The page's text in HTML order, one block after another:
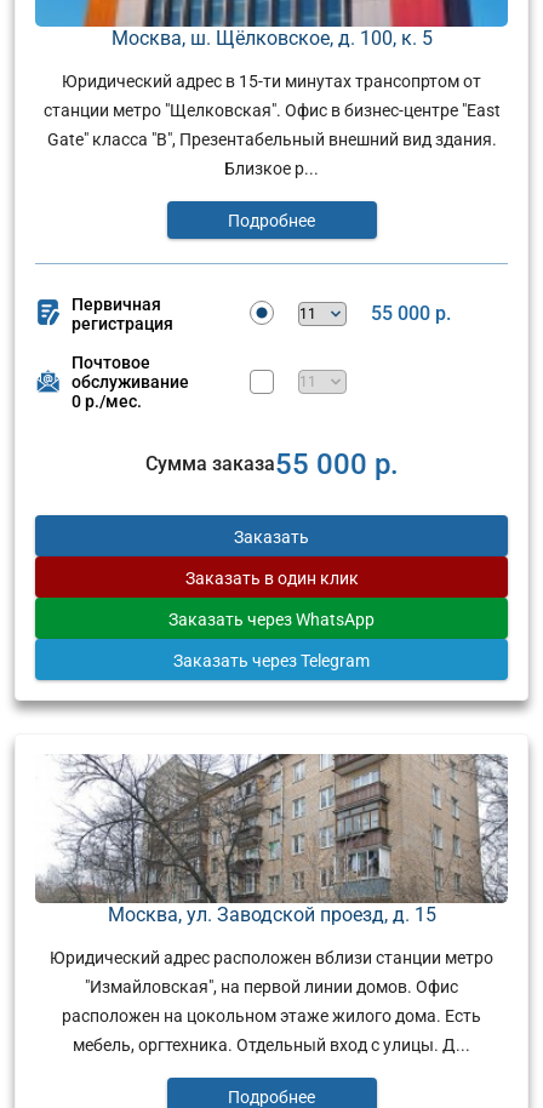
Москва, ш. Щёлковское, д. 100, к. 5
Юридический адрес в 15-ти минутах трансопртом от
станции метро "Щелковская". Офис в бизнес-центре "East
Gate" класса "В", Презентабельный внешний вид здания.
Близкое р...
Подробнее
Первичная
регистрация
55 000 р.
Почтовое
обслуживание
0 р./мес.
Сумма заказа55 000 р.
Заказать
Заказать в один клик
Заказать через WhatsApp
Заказать через Telegram
Москва, ул. Заводской проезд, д. 15
Юридический адрес расположен вблизи станции метро
"Измайловская", на первой линии домов. Офис
расположен на цокольном этаже жилого дома. Есть
мебель, оргтехника. Отдельный вход с улицы. Д...
Подробнее